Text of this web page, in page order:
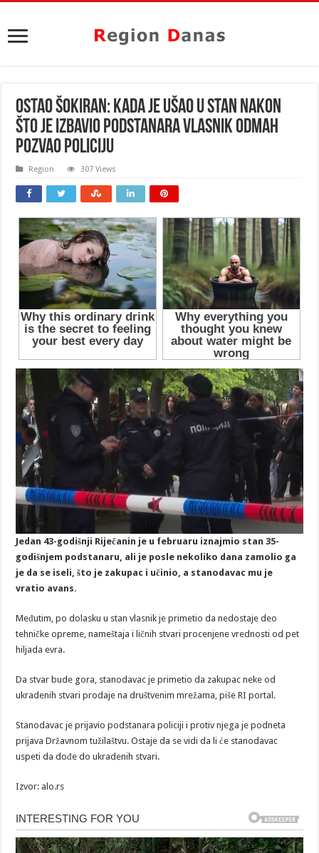
OSTAO ŠOKIRAN: Kada je ušao u stan nakon
što je izbavio podstanara vlasnik odmah
POZVAO POLICIJU
Region 307 Views
Jedan 43-godišnji Riječanin je u februaru iznajmio stan 35-
godišnjem podstanaru, ali je posle nekoliko dana zamolio ga
je da se iseli, što je zakupac i učinio, a stanodavac mu je
vratio avans.
Međutim, po dolasku u stan vlasnik je primetio da nedostaje deo
tehničke opreme, nameštaja i ličnih stvari procenjene vrednosti od pet
hiljada evra.
Da stvar bude gora, stanodavac je primetio da zakupac neke od
ukradenih stvari prodaje na društvenim mrežama, piše RI portal.
Stanodavac je prijavio podstanara policiji i protiv njega je podneta
prijava Državnom tužilaštvu. Ostaje da se vidi da li će stanodavac
uspeti da dođe do ukradenih stvari.
Izvor: alo.rs